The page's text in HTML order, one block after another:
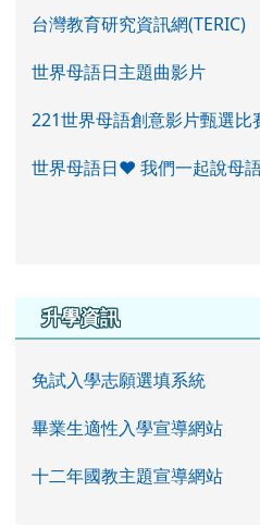
台灣教育研究資訊網(TERIC)
世界母語日主題曲影片
221世界母語創意影片甄選比
世界母語日♥ 我們一起說母
右邊區域內容
升學資訊
免試入學志願選填系統
畢業生適性入學宣導網站
十二年國教主題宣導網站